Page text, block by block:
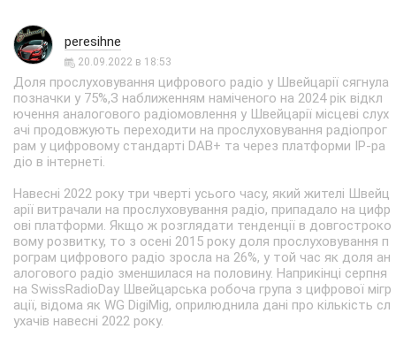
peresihne
20.09.2022 в 18:53
Доля прослуховування цифрового радіо у Швейцарії сягнула
позначки у 75%,З наближенням наміченого на 2024 рік відкл
ючення аналогового радіомовлення у Швейцарії місцеві слух
ачі продовжують переходити на прослуховування радіопрог
рам у цифровому стандарті DAB+ та через платформи IP-ра
діо в інтернеті.
Навесні 2022 року три чверті усього часу, який жителі Швейц
арії витрачали на прослуховування радіо, припадало на цифр
ові платформи. Якщо ж розглядати тенденції в довгостроко
вому розвитку, то з осені 2015 року доля прослуховування п
рограм цифрового радіо зросла на 26%, у той час як доля ан
алогового радіо зменшилася на половину. Наприкінці серпня
на SwissRadioDay Швейцарська робоча група з цифрової мігр
ації, відома як WG DigiMig, оприлюднила дані про кількість сл
ухачів навесні 2022 року.